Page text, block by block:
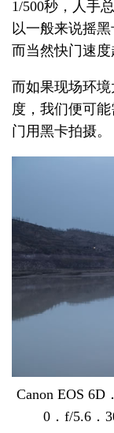
1/500秒，人手
以一般来说摇黑
而当然快门速度
而如果现场环
度，我们便可
门用黑卡拍摄。
Canon EOS 6D
0．f/5.6．